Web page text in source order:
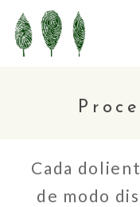
Skip
to
Cada
de modo